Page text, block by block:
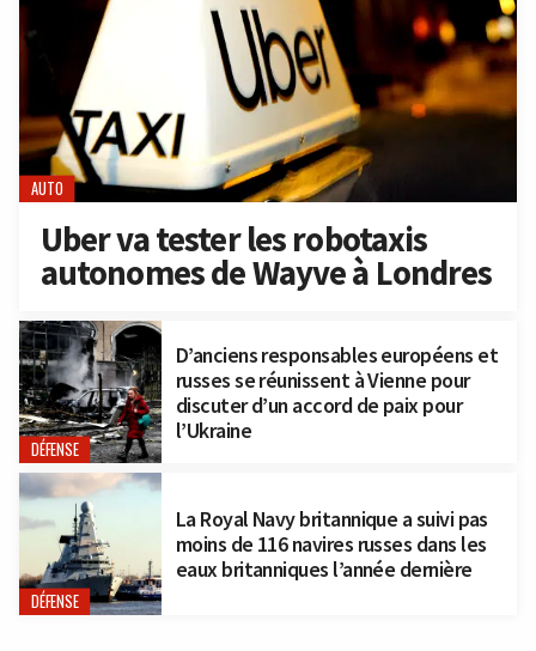
AUTO
Uber va tester les robotaxis
autonomes de Wayve à Londres
DÉFENSE
D’anciens responsables européens et
russes se réunissent à Vienne pour
discuter d’un accord de paix pour
l’Ukraine
DÉFENSE
La Royal Navy britannique a suivi pas
moins de 116 navires russes dans les
eaux britanniques l’année dernière